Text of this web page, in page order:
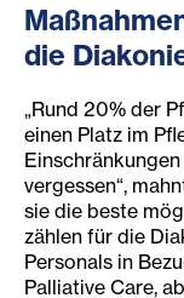
die
„Rund 20% der
einen Platz im
vergessen“,
sie die beste
zählen für die
Personals in
Palliative Care,